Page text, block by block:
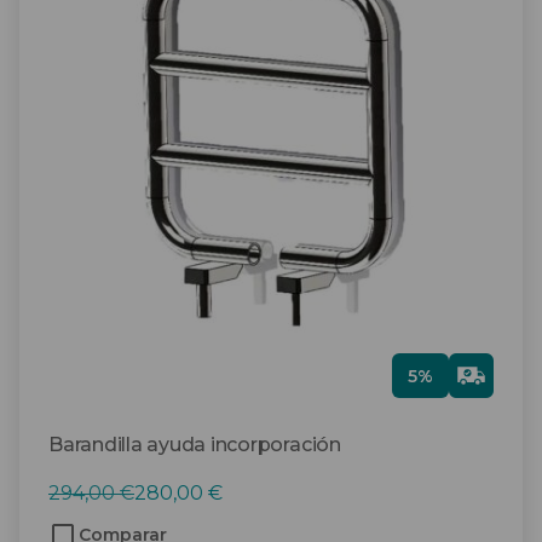
Barandilla ayuda incorporación
5%
Gra
tis
294,00€
El
precio
280,00 €
El
precio
Comparar